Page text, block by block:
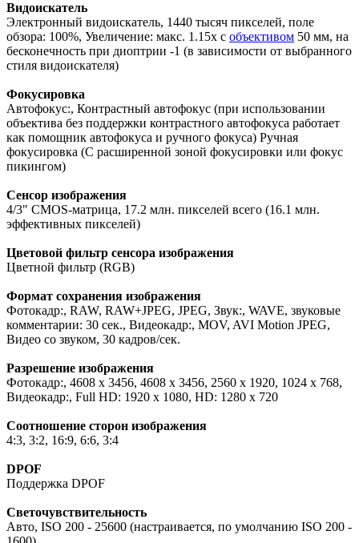
Видоискатель
Электронный видоискатель, 1440 тысяч пикселей, поле
обзора: 100%, Увеличение: макс. 1.15x с объективом 50 мм, на
бесконечность при диоптрии -1 (в зависимости от выбранного
стиля видоискателя)
Фокусировка
Aвтофокус:, Контрастный автофокус (при использовании
объектива без поддержки контрастного автофокуса работает
как помощник автофокуса и ручного фокуса) Ручная
фокусировка (С расширенной зоной фокусировки или фокус
пикингом)
Сенсор изображения
4/3" CMOS-матрица, 17.2 млн. пикселей всего (16.1 млн.
эффективных пикселей)
Цветовой фильтр сенсора изображения
Цветной фильтр (RGB)
Формат сохранения изображения
Фотокадр:, RAW, RAW+JPEG, JPEG, Звук:, WAVE, звуковые
комментарии: 30 сек., Видеокадр:, MOV, AVI Motion JPEG,
Видео со звуком, 30 кадров/сек.
Разрешение изображения
Фотокадр:, 4608 x 3456, 4608 x 3456, 2560 x 1920, 1024 x 768,
Видеокадр:, Full HD: 1920 x 1080, HD: 1280 x 720
Соотношение сторон изображения
4:3, 3:2, 16:9, 6:6, 3:4
DPOF
Поддержка DPOF
Светочувствительность
Авто, ISO 200 - 25600 (настраивается, по умолчанию ISO 200 -